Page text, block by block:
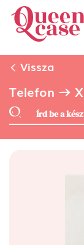
Vissza
Telefon